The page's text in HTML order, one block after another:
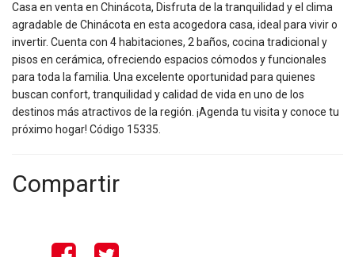
Casa en venta en Chinácota, Disfruta de la tranquilidad y el clima
agradable de Chinácota en esta acogedora casa, ideal para vivir o
invertir. Cuenta con 4 habitaciones, 2 baños, cocina tradicional y
pisos en cerámica, ofreciendo espacios cómodos y funcionales
para toda la familia. Una excelente oportunidad para quienes
buscan confort, tranquilidad y calidad de vida en uno de los
destinos más atractivos de la región. ¡Agenda tu visita y conoce tu
próximo hogar! Código 15335.
Compartir